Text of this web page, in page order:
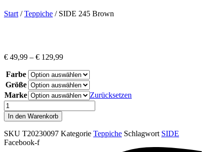
Start /Teppiche / SIDE 245 Brown
€ 49,99 – € 129,99
Farbe
Größe
Marke
Zurücksetzen
SIDE
245
Brown
Menge
In den Warenkorb
SKU T20230097 Kategorie Teppiche Schlagwort SIDE
Facebook-f